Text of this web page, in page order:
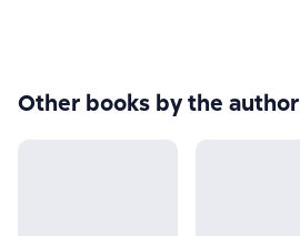
Other books by the author